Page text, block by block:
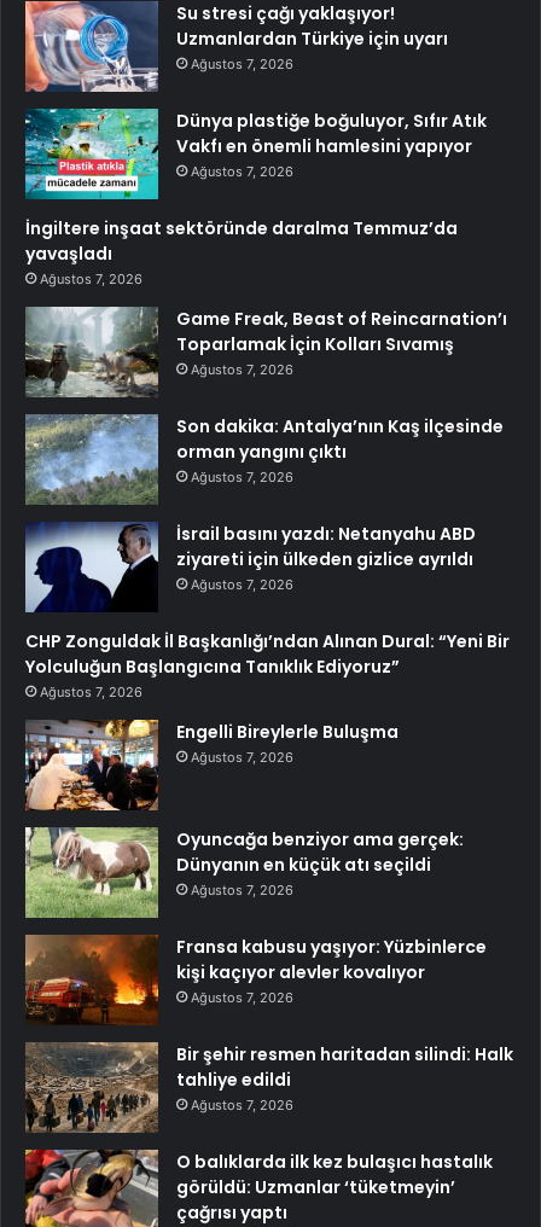
Su stresi çağı yaklaşıyor!
Uzmanlardan Türkiye için uyarı
Ağustos 7, 2026
Dünya plastiğe boğuluyor, Sıfır Atık
Vakfı en önemli hamlesini yapıyor
Ağustos 7, 2026
İngiltere inşaat sektöründe daralma Temmuz’da
yavaşladı
Ağustos 7, 2026
Game Freak, Beast of Reincarnation’ı
Toparlamak İçin Kolları Sıvamış
Ağustos 7, 2026
Son dakika: Antalya’nın Kaş ilçesinde
orman yangını çıktı
Ağustos 7, 2026
İsrail basını yazdı: Netanyahu ABD
ziyareti için ülkeden gizlice ayrıldı
Ağustos 7, 2026
CHP Zonguldak İl Başkanlığı’ndan Alınan Dural: “Yeni Bir
Yolculuğun Başlangıcına Tanıklık Ediyoruz”
Ağustos 7, 2026
Engelli Bireylerle Buluşma
Ağustos 7, 2026
Oyuncağa benziyor ama gerçek:
Dünyanın en küçük atı seçildi
Ağustos 7, 2026
Fransa kabusu yaşıyor: Yüzbinlerce
kişi kaçıyor alevler kovalıyor
Ağustos 7, 2026
Bir şehir resmen haritadan silindi: Halk
tahliye edildi
Ağustos 7, 2026
O balıklarda ilk kez bulaşıcı hastalık
görüldü: Uzmanlar ‘tüketmeyin’
çağrısı yaptı